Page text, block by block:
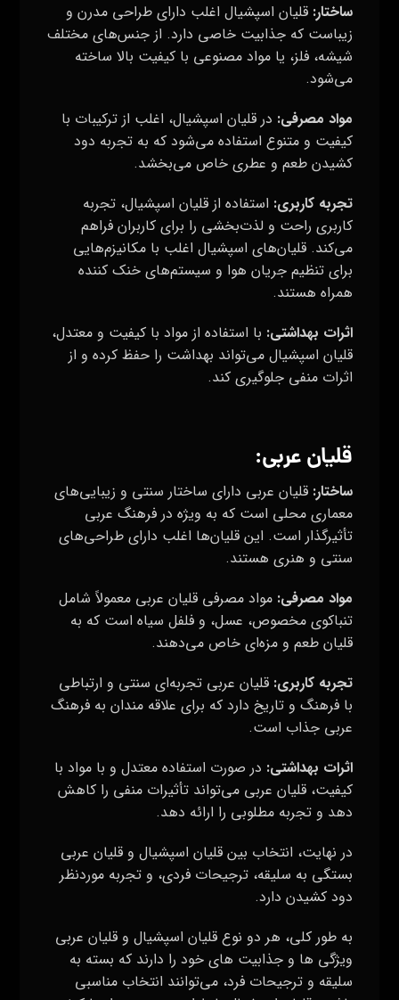
ساختار: قلیان اسپشیال اغلب دارای طراحی مدرن و
زیباست که جذابیت خاصی دارد. از جنس‌های مختلف
شیشه، فلز، یا مواد مصنوعی با کیفیت بالا ساخته
می‌شود.
مواد مصرفی: در قلیان اسپشیال، اغلب از ترکیبات با
کیفیت و متنوع استفاده می‌شود که به تجربه دود
کشیدن طعم و عطری خاص می‌بخشد.
تجربه کاربری: استفاده از قلیان اسپشیال، تجربه
کاربری راحت و لذت‌بخشی را برای کاربران فراهم
می‌کند. قلیان‌های اسپشیال اغلب با مکانیزم‌هایی
برای تنظیم جریان هوا و سیستم‌های خنک کننده
همراه هستند.
اثرات بهداشتی: با استفاده از مواد با کیفیت و معتدل،
قلیان اسپشیال می‌تواند بهداشت را حفظ کرده و از
اثرات منفی جلوگیری کند.
قلیان عربی:
ساختار: قلیان عربی دارای ساختار سنتی و زیبایی‌های
معماری محلی است که به ویژه در فرهنگ عربی
تأثیرگذار است. این قلیان‌ها اغلب دارای طراحی‌های
سنتی و هنری هستند.
مواد مصرفی: مواد مصرفی قلیان عربی معمولاً شامل
تنباکوی مخصوص، عسل، و فلفل سیاه است که به
قلیان طعم و مزه‌ای خاص می‌دهند.
تجربه کاربری: قلیان عربی تجربه‌ای سنتی و ارتباطی
با فرهنگ و تاریخ دارد که برای علاقه‌ مندان به فرهنگ
عربی جذاب است.
اثرات بهداشتی: در صورت استفاده معتدل و با مواد با
کیفیت، قلیان عربی می‌تواند تأثیرات منفی را کاهش
دهد و تجربه مطلوبی را ارائه دهد.
در نهایت، انتخاب بین قلیان اسپشیال و قلیان عربی
بستگی به سلیقه، ترجیحات فردی، و تجربه موردنظر
دود کشیدن دارد.
به طور کلی، هر دو نوع قلیان اسپشیال و قلیان عربی
ویژگی‌ ها و جذابیت‌ های خود را دارند که بسته به
سلیقه و ترجیحات فرد، می‌توانند انتخاب مناسبی